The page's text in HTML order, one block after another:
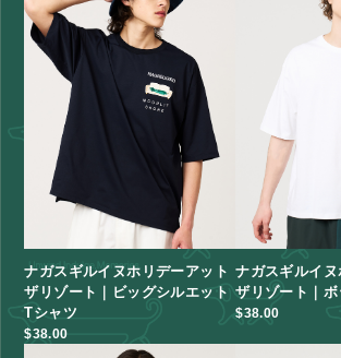
ナガスギルイヌホリデーアット
ザリゾート｜ビッグシルエット
Tシャツ
$‌38.00
ナガスギルイヌ
ザリゾート｜
$‌38.00